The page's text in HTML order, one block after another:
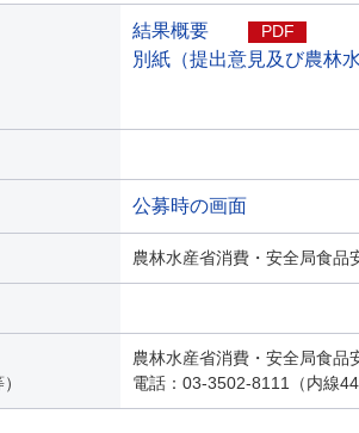
結果概要 PDF
別紙（提出意見及び農林
公募時の画面
農林水産省消費・安全局食品
農林水産省消費・安全局食品
電話：03-3502-8111（内線